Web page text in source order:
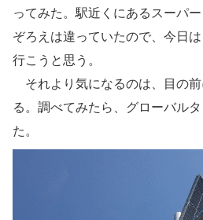
ってみた。駅近くにあるスーパ
ぞろえは違っていたので、今日
行こうと思う。
それより気になるのは、目の
る。調べてみたら、グローバル
た。